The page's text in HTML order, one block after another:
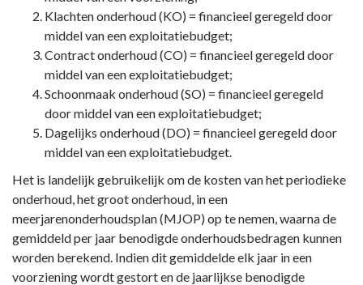
Klachten onderhoud (KO) = financieel geregeld door
middel van een exploitatiebudget;
Contract onderhoud (CO) = financieel geregeld door
middel van een exploitatiebudget;
Schoonmaak onderhoud (SO) = financieel geregeld
door middel van een exploitatiebudget;
Dagelijks onderhoud (DO) = financieel geregeld door
middel van een exploitatiebudget.
Het is landelijk gebruikelijk om de kosten van het periodieke
onderhoud, het groot onderhoud, in een
meerjarenonderhoudsplan (MJOP) op te nemen, waarna de
gemiddeld per jaar benodigde onderhoudsbedragen kunnen
worden berekend. Indien dit gemiddelde elk jaar in een
voorziening wordt gestort en de jaarlijkse benodigde